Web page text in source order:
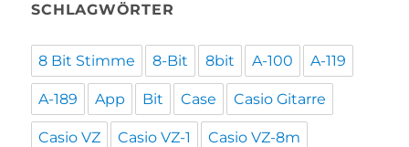
SCHLAGWÖRTER
8 Bit Stimme 8-Bit 8bit A-100 A-119
A-189 App Bit Case Casio Gitarre
Casio VZ Casio VZ-1 Casio VZ-8m